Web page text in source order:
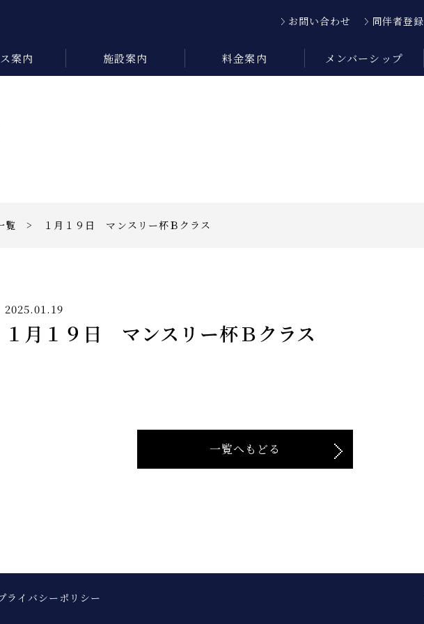
お問い合わせ 同伴者登録
案内 施設案内 料金案内 メンバーシップ
覧 > １月１９日 マンスリー杯Ｂクラス
2025.01.19
１月１９日 マンスリー杯Ｂクラス
一覧へもどる
ライバシーポリシー